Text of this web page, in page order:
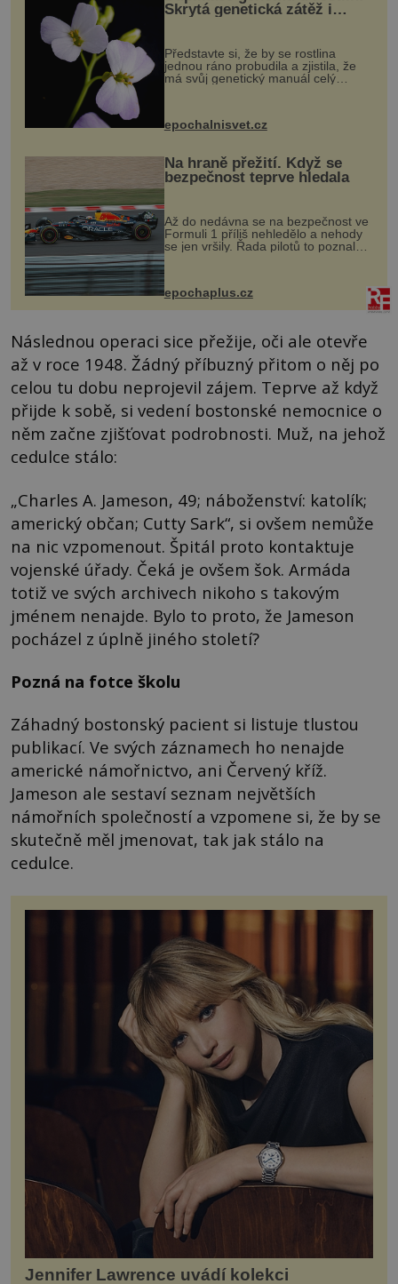
Skrytá genetická zátěž i
Představte si, že by se rostlina
jednou ráno probudila a zjistila, že
má svůj genetický manuál celý
vstupenka...
epochalnisvet.cz
Na hraně přežití. Když se
bezpečnost teprve hledala
Až do nedávna se na bezpečnost ve
Formuli 1 příliš nehledělo a nehody
se jen vršily. Řada pilotů to poznala
na vlastní kůži, často s trvalými
následky nebo bohužel i ztrátou
života. Dnes nepochopiteln...
epochaplus.cz
Následnou operaci sice přežije, oči ale otevře
až v roce 1948. Žádný příbuzný přitom o něj po
celou tu dobu neprojevil zájem. Teprve až když
přijde k sobě, si vedení bostonské nemocnice o
něm začne zjišťovat podrobnosti. Muž, na jehož
cedulce stálo:
„Charles A. Jameson, 49; náboženství: katolík;
americký občan; Cutty Sark“, si ovšem nemůže
na nic vzpomenout. Špitál proto kontaktuje
vojenské úřady. Čeká je ovšem šok. Armáda
totiž ve svých archivech nikoho s takovým
jménem nenajde. Bylo to proto, že Jameson
pocházel z úplně jiného století?
Pozná na fotce školu
Záhadný bostonský pacient si listuje tlustou
publikací. Ve svých záznamech ho nenajde
americké námořnictvo, ani Červený kříž.
Jameson ale sestaví seznam největších
námořních společností a vzpomene si, že by se
skutečně měl jmenovat, tak jak stálo na
cedulce.
Jennifer Lawrence uvádí kolekci